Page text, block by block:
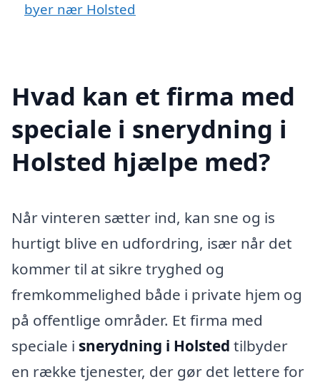
byer nær Holsted
Hvad kan et firma med
speciale i snerydning i
Holsted hjælpe med?
Når vinteren sætter ind, kan sne og is
hurtigt blive en udfordring, især når det
kommer til at sikre tryghed og
fremkommelighed både i private hjem og
på offentlige områder. Et firma med
speciale i snerydning i Holsted tilbyder
en række tjenester, der gør det lettere for